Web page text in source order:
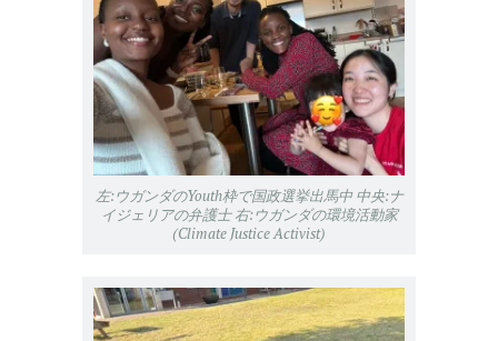
左:ウガンダのYouth枠で国政選挙出馬中 中央:ナ
イジェリアの弁護士 右:ウガンダの環境活動家
(Climate Justice Activist)